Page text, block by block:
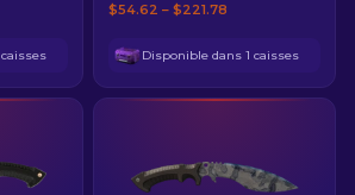
$54.62 – $221.78
Disponible dans 1 caisses